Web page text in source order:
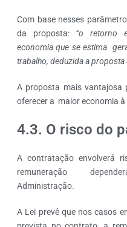
Com base nesses
da proposta: “o retorno
economia que se estima
trabalho, deduzida a proposta
A proposta mais vantajosa
oferecer a maior economia
4.3. O risco do
A contratação envolverá
remuneração
Administração.
A Lei prevê que nos casos